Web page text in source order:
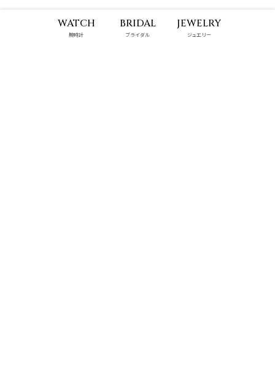
WATCH
腕時計
BRIDAL
ブライダル
JEWELRY
ジュエリー